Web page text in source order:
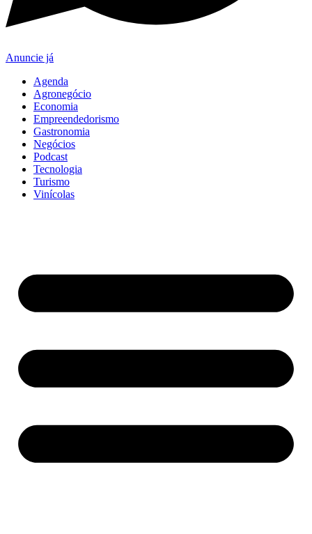
Anuncie já
Agenda
Agronegócio
Economia
Empreendedorismo
Gastronomia
Negócios
Podcast
Tecnologia
Turismo
Vinícolas